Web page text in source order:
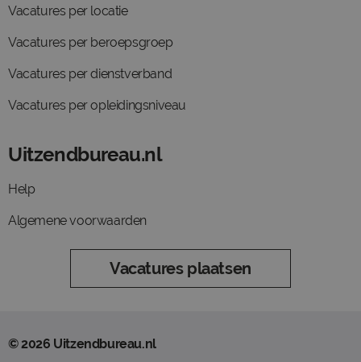
Vacatures per locatie
Vacatures per beroepsgroep
Vacatures per dienstverband
Vacatures per opleidingsniveau
Uitzendbureau.nl
Help
Algemene voorwaarden
Vacatures plaatsen
© 2026 Uitzendbureau.nl